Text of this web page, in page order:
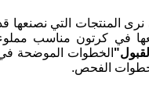
المنتجات التي نصنعها
في كرتون مناسب
الخطوات الموضحة
خطوات الفحص.